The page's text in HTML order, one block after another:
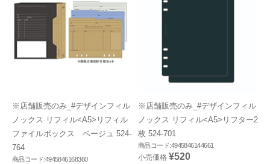
※店舗販売のみ_#デザインフィル
ノックス リフィル<A5>リフィル
ファイルボックス ベージュ 524-
764
商品コード:4945846168360
※店舗販売のみ_#デザインフィル
ノックス リフィル<A5>リフター2
枚 524-701
商品コード:4945846144661
小売価格 ¥520